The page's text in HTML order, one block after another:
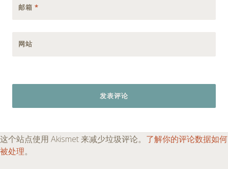
邮箱 *
网站
这个站点使用 Akismet 来减少垃圾评论。 了解你的评论数据如何
被处理。